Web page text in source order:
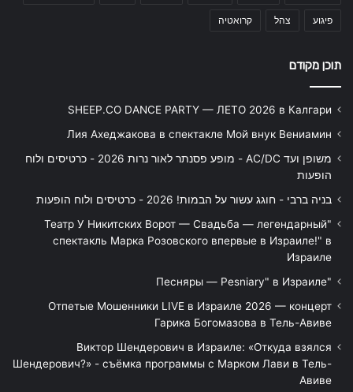
פיגוע צהל קרואטיה
תוכן מקודם
SHEEP.CO DANCE PARTY — ЛЕТО 2026 в Калгари
Лия Ахеджакова в спектакле Мой внук Вениамин
משופן ועד AC/DC - מופע פסנתר לאור נרות 2026 - כרטיסים ולוח
הופעות
בניה ברבי - חוגג עשור על הבמות! 2026 - כרטיסים ולוח הופעות
"Театр У Никитских Ворот — Свадьба — легендарный
спектакль Марка Розовского впервые в Израиле!" в
Израиле
"Песняры — Pesniary" в Израиле
Отпетые Мошенники LIVE в Израиле 2026 — концерт
Гарика Богомазова в Тель-Авиве
Виктор Шендерович в Израиле: «Откуда взялся
Шендерович?» - съёмка программы с Марком Лави в Тель-
Авиве